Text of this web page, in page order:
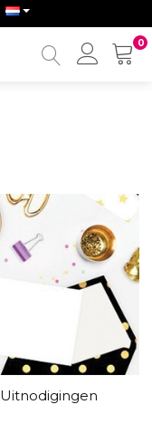
0
Mijn
Uitnodigingen